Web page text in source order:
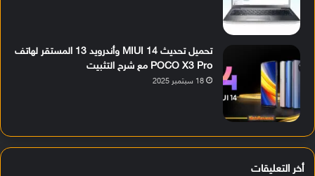
تحميل تحديث MIUI 14 وأندرويد 13 المستقر لهاتف
POCO X3 Pro مع شرح التثبيت
18 سبتمبر 2025
أخر التعليقات